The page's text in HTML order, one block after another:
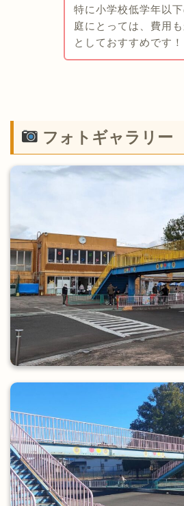
特に小学校低学年以
庭にとっては、費用
としておすすめです！
フォトギャラリー